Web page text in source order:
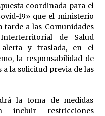
esquiva su liquidación al
seis millones de euros a la
coordinada para el
19» que el ministerio
tarde a las Comunidades
de Salud
alerta y traslada, en el
la responsabilidad de
a la solicitud previa de las
la toma de medidas
incluir restricciones